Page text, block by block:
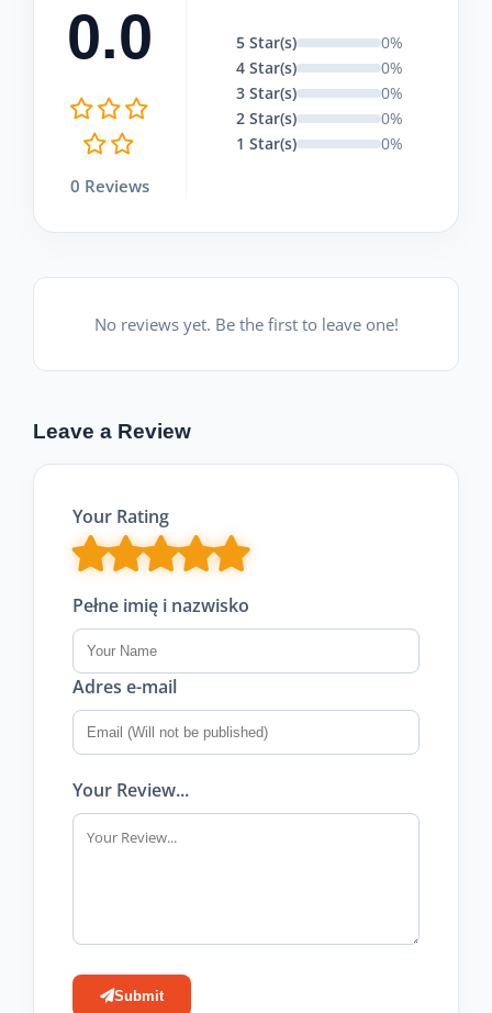
0.0
0 Reviews
5 Star(s)
0%
4 Star(s)
0%
3 Star(s)
0%
2 Star(s)
0%
1 Star(s)
0%
No reviews yet. Be the first to leave one!
Leave a Review
Your Rating
Pełne imię i nazwisko
Adres e-mail
Your Review...
Submit